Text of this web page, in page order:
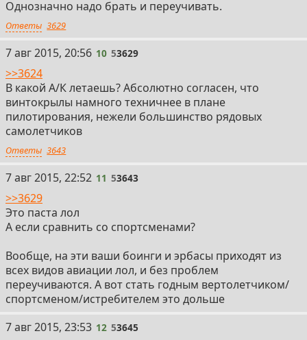
Однозначно надо брать и переучивать.
Ответы 3629
7 авг 2015, 20:56 10 53629
>>3624
В какой А/К летаешь? Абсолютно согласен, что
винтокрылы намного техничнее в плане
пилотирования, нежели большинство рядовых
самолетчиков
Ответы 3643
7 авг 2015, 22:52 11 53643
>>3629
Это паста лол
А если сравнить со спортсменами?
Вообще, на эти ваши боинги и эрбасы приходят из
всех видов авиации лол, и без проблем
переучиваются. А вот стать годным вертолетчиком/
спортсменом/истребителем это дольше
7 авг 2015, 23:53 12 53645